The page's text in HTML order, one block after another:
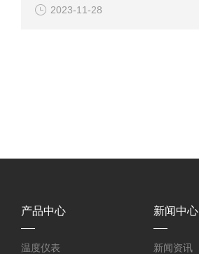
2023-11-28
产品中心
温度仪表
新闻中心
新闻资讯